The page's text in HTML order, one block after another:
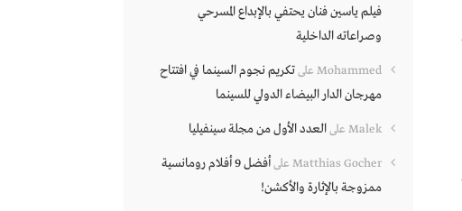
فيلم ياسين فنان يحتفي بالإبداع المسرحي
وصراعاته الداخلية
Mohammed علىتكريم نجوم السينما في افتتاح
مهرجان الدار البيضاء الدولي للسينما
Malek علىالعدد الأول من مجلة سينفيليا
Matthias Gocher على
أفضل 9 أفلام رومانسية
ممزوجة بالإثارة والأكشن!